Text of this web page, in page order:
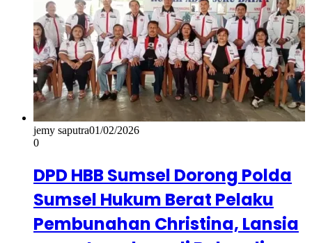
jemy saputra01/02/2026
0
DPD HBB Sumsel Dorong Polda
Sumsel Hukum Berat Pelaku
Pembunahan Christina, Lansia